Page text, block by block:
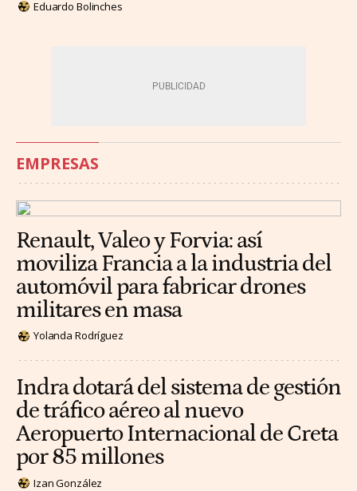
Eduardo Bolinches
EMPRESAS
Renault, Valeo y Forvia: así
moviliza Francia a la industria del
automóvil para fabricar drones
militares en masa
Yolanda Rodríguez
Indra dotará del sistema de gestión
de tráfico aéreo al nuevo
Aeropuerto Internacional de Creta
por 85 millones
Izan González